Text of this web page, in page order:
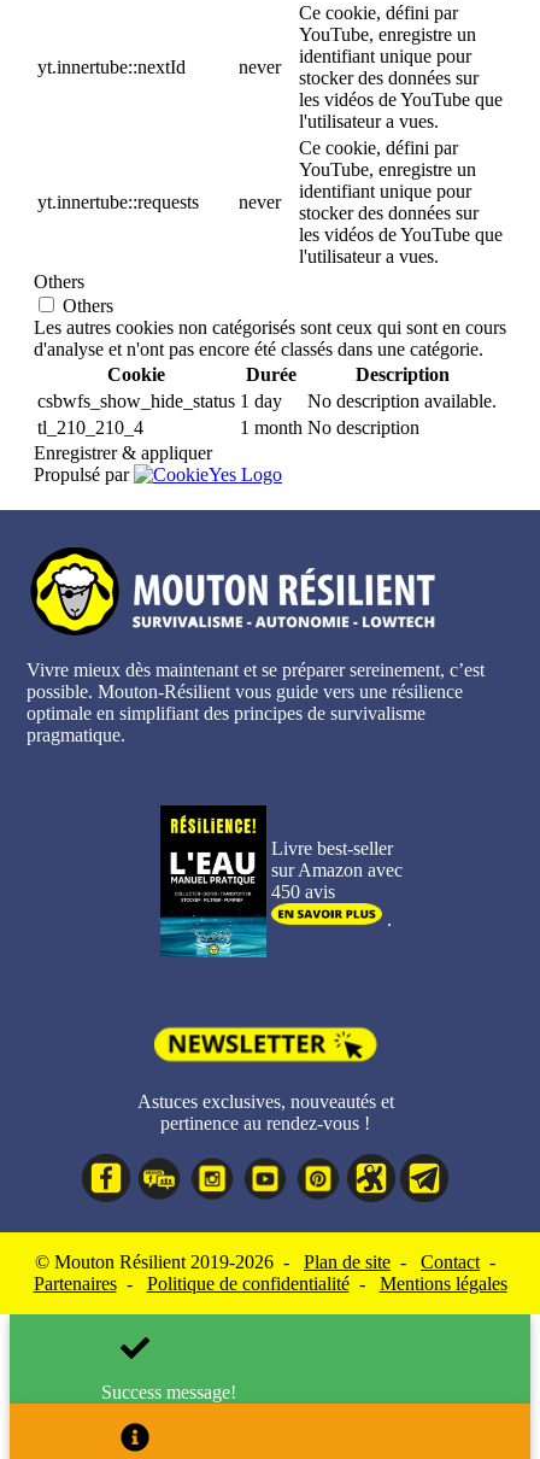
yt.innertube::nextId never
Ce cookie, défini par
YouTube, enregistre un
identifiant unique pour
stocker des données sur
les vidéos de YouTube que
l'utilisateur a vues.
yt.innertube::requests never
Ce cookie, défini par
YouTube, enregistre un
identifiant unique pour
stocker des données sur
les vidéos de YouTube que
l'utilisateur a vues.
Others
Others
Les autres cookies non catégorisés sont ceux qui sont en cours
d'analyse et n'ont pas encore été classés dans une catégorie.
Cookie
Durée
Description
csbwfs_show_hide_status 1 day
No description available.
tl_210_210_4
1 month No description
Enregistrer & appliquer
Propulsé par
Vivre mieux dès maintenant et se préparer sereinement, c’est
possible. Mouton-Résilient vous guide vers une résilience
optimale en simplifiant des principes de survivalisme
pragmatique.
Livre best-seller
sur Amazon avec
450 avis
.
Astuces exclusives, nouveautés et
pertinence au rendez-vous !
© Mouton Résilient 2019-2026 - Plan de site - Contact -
Partenaires- Politique de confidentialité- Mentions légales
Success message!